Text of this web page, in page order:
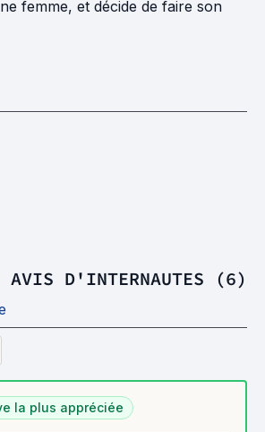
femme, et décide de faire son
AVIS D'INTERNAUTES (6)
la plus appréciée